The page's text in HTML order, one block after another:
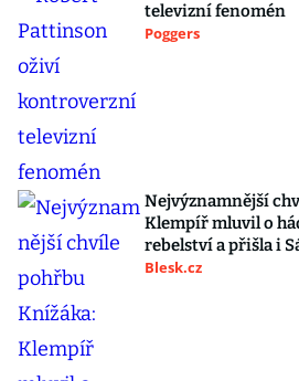
televizní fenomén
Poggers
Nejvýznamnější
Klempíř mluvil o
rebelství a přišla i
Blesk.cz